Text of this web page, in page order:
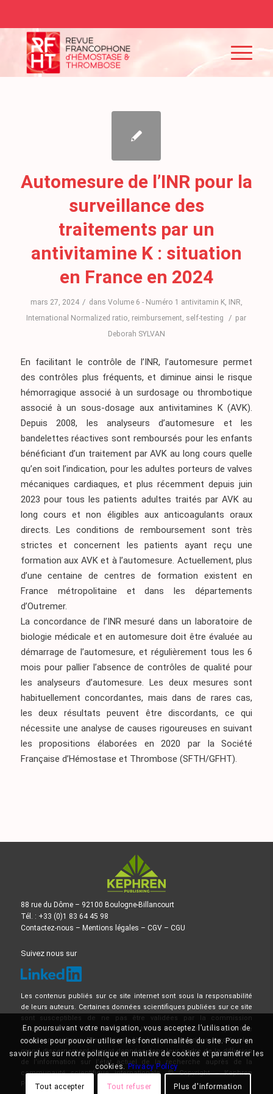
Automesure de l’INR pour la
surveillance des
traitements par un
antivitamine K : situation
en France en 2024
mars 27, 2024 / dans Volume 6 - Numéro 1 antivitamin K, INR,
International Normalized ratio, reimbursement, self-testing / par
Deborah SYLVAN
En facilitant le contrôle de l’INR, l’automesure permet
des contrôles plus fréquents, et diminue ainsi le risque
hémorragique associé à un surdosage ou thrombotique
associé à un sous-dosage aux antivitamines K (AVK).
Depuis 2008, les analyseurs d’automesure et les
bandelettes réactives sont remboursés pour les enfants
bénéficiant d’un traitement par AVK au long cours quelle
qu’en soit l’indication, pour les adultes porteurs de valves
mécaniques cardiaques, et plus récemment depuis juin
2023 pour tous les patients adultes traités par AVK au
long cours et non éligibles aux anticoagulants oraux
directs. Les conditions de remboursement sont très
strictes et concernent les patients ayant reçu une
formation aux AVK et à l’automesure. Actuellement, plus
d’une centaine de centres de formation existent en
France métropolitaine et dans les départements
d’Outremer.
La concordance de l’INR mesuré dans un laboratoire de
biologie médicale et en automesure doit être évaluée au
démarrage de l’automesure, et régulièrement tous les 6
mois pour pallier l’absence de contrôles de qualité pour
les analyseurs d’automesure. Les deux mesures sont
habituellement concordantes, mais dans de rares cas,
les deux résultats peuvent être discordants, ce qui
nécessite une analyse de causes rigoureuses en suivant
les propositions élaborées en 2020 par la Société
Française d’Hémostase et Thrombose (SFTH/GFHT).
88 rue du Dôme – 92100 Boulogne-Billancourt
Tél. : +33 (0)1 83 64 45 98
Contactez-nous – Mentions légales – CGV– CGU
Suivez nous sur
Les contenus publiés sur ce site internet sont sous la responsabilité
de leurs auteurs. Certaines données scientifiques publiées sur ce site
sont susceptibles de ne pas être validées par la commission
d’Autorisation de Mise sur le Marché, et ne doivent donc pas être
mises en pratique. Elles doivent être lues et comprises avec le plus
grand discernement et sont données dans leur cadre de la diffusion
de l’information sur l’état actuel de la recherche auprès de la
communauté scientifique internationale. © Copyright – Kephren
Publishing
En poursuivant votre navigation, vous acceptez l’utilisation de
cookies pour pouvoir utiliser les fonctionnalités du site. Pour en
savoir plus sur notre politique en matière de cookies et paramétrer les
cookies. Privacy Policy
Tout accepter Tout refuser Plus d'information